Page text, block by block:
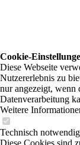
Cookie-
Diese Webseite
Nutzererlebnis zu
nur angezeigt, wenn
Datenverarbeitung
Weitere
Technisch
Diese Cookies sind